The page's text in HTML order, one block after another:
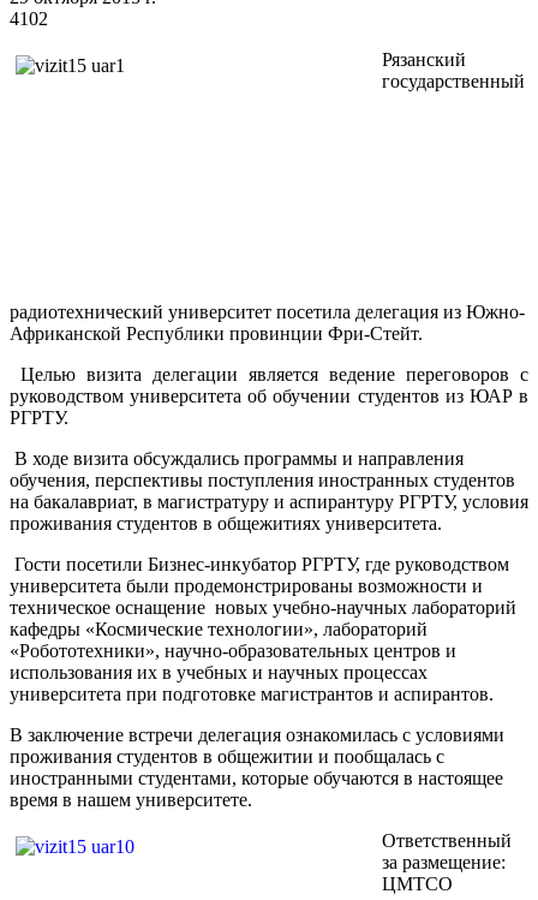
4102
Рязанский
государственный
радиотехнический университет посетила делегация из Южно-
Африканской Республики провинции Фри-Стейт.
Целью визита делегации является ведение переговоров с
руководством университета об обучении студентов из ЮАР в
РГРТУ.
В ходе визита обсуждались программы и направления
обучения, перспективы поступления иностранных студентов
на бакалавриат, в магистратуру и аспирантуру РГРТУ, условия
проживания студентов в общежитиях университета.
Гости посетили Бизнес-инкубатор РГРТУ, где руководством
университета были продемонстрированы возможности и
техническое оснащение новых учебно-научных лабораторий
кафедры «Космические технологии», лабораторий
«Робототехники», научно-образовательных центров и
использования их в учебных и научных процессах
университета при подготовке магистрантов и аспирантов.
В заключение встречи делегация ознакомилась с условиями
проживания студентов в общежитии и пообщалась с
иностранными студентами, которые обучаются в настоящее
время в нашем университете.
Ответственный
за размещение:
ЦМТСО